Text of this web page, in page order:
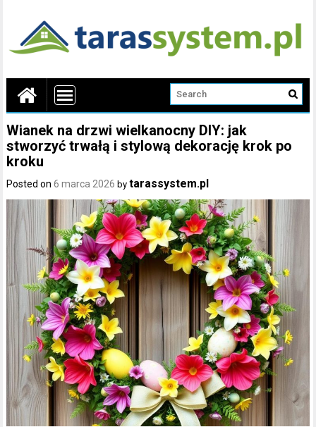
Wianek na drzwi wielkanocny DIY: jak
stworzyć trwałą i stylową dekorację krok po
kroku
Posted on6 marca 2026 bytarassystem.pl